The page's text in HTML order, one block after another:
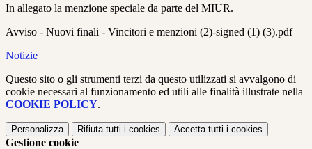
In allegato la menzione speciale da parte del MIUR.
Avviso - Nuovi finali - Vincitori e menzioni (2)-signed (1) (3).pdf
Notizie
Questo sito o gli strumenti terzi da questo utilizzati si avvalgono di
cookie necessari al funzionamento ed utili alle finalità illustrate nella
COOKIE POLICY.
Personalizza Rifiuta tutti i cookies Accetta tutti i cookies
Gestione cookie